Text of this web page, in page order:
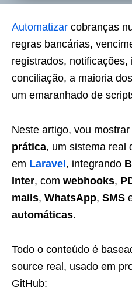
Automatizar cobranças
regras bancárias,
registrados, notificações,
conciliação, a maioria
um emaranhado de
Neste artigo, vou mostrar
prática, um sistema real
em Laravel, integrando
Inter, com webhooks,
mails, WhatsApp, SMS
automáticas.
Todo o conteúdo é
source real, usado em
GitHub: